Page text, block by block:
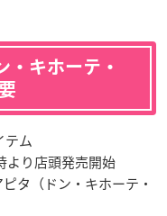
・キホーテ・
テム
より店頭発売開始
タ（ドン・キホーテ・